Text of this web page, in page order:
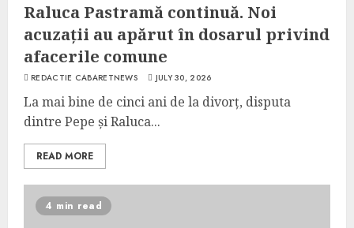
Raluca Pastramă continuă. Noi
acuzații au apărut în dosarul privind
afacerile comune
REDACTIE CABARETNEWS JULY 30, 2026
La mai bine de cinci ani de la divorț, disputa
dintre Pepe și Raluca...
READ MORE
4 min read